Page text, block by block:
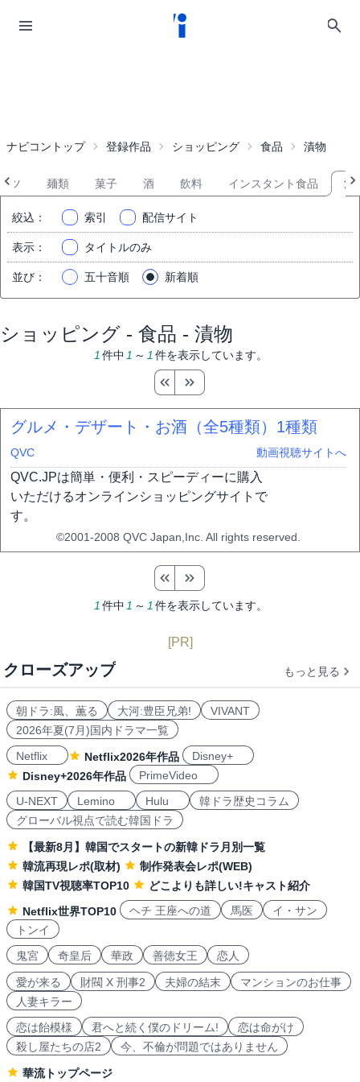
ナビコントップ 登録作品 ショッピング 食品 漬物
ツ 麺類 菓子 酒 飲料 インスタント食品 漬
絞込 ： 索引 配信サイト
表示 ： タイトルのみ
並び ： 五十音順 新着順
ショッピング - 食品 - 漬物
1 件中 1 ～ 1 件を表示しています。
グルメ・デザート・お酒（全5種類） 1種類
QVC 動画視聴サイトへ
QVC.JPは簡単・便利・スピーディーに購入
いただけるオンラインショッピングサイトで
す。
©2001-2008 QVC Japan,Inc. All rights reserved.
1 件中 1 ～ 1 件を表示しています。
[PR]
クローズアップ もっと見る
朝ドラ:風、薫る 大河:豊臣兄弟!
VIVANT
2026年夏(7月)国内ドラマ一覧
Netflix
Netflix2026年作品
Disney+
Disney+2026年作品
PrimeVideo
U-NEXT
Lemino Hulu
韓ドラ歴史コラム
グローバル視点で読む韓国ドラ
【最新8月】韓国でスタートの新韓ドラ月別一覧
韓流再現レポ(取材)
制作発表会レポ(WEB)
韓国TV視聴率TOP10
どこよりも詳しい!キャスト紹介
Netflix世界TOP10
ヘチ 王座への道 馬医
イ・サン
トンイ
鬼宮
奇皇后 華政 善徳女王 恋人
愛が来る 財閥 X 刑事2 夫婦の結末
マンションのお仕事
人妻キラー
恋は飴模様
君へと続く僕のドリーム!
恋は命がけ
殺し屋たちの店2
今、不倫が問題ではありません
華流トップページ